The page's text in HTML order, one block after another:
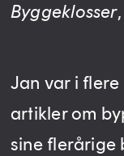
Byggeklosser
Jan var i
artikler om
sine flerårige